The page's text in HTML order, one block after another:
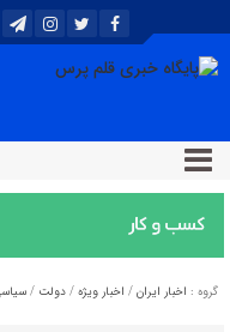
گروه : اخبار ایران / اخبار ویژه / دولت /